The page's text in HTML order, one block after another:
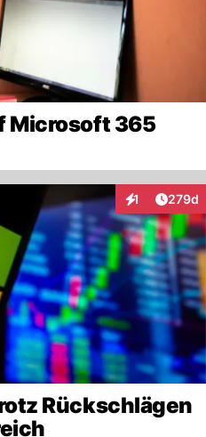
Microsoft 365
1
Interaktionen
279d
Rückschlägen